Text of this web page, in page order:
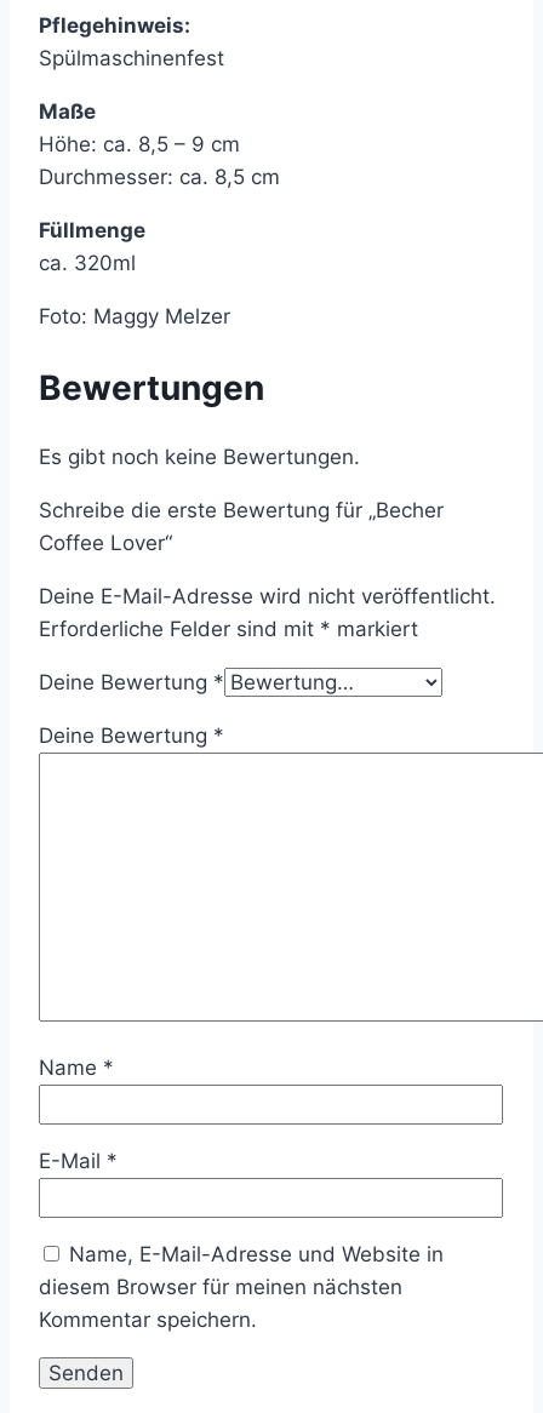
Pflegehinweis:
Spülmaschinenfest
Maße
Höhe: ca. 8,5 – 9 cm
Durchmesser: ca. 8,5 cm
Füllmenge
ca. 320ml
Foto: Maggy Melzer
Bewertungen
Es gibt noch keine Bewertungen.
Schreibe die erste Bewertung für „Becher
Coffee Lover“
Deine E-Mail-Adresse wird nicht veröffentlicht.
Erforderliche Felder sind mit * markiert
Deine Bewertung *
Deine Bewertung *
Name *
E-Mail *
Name, E-Mail-Adresse und Website in
diesem Browser für meinen nächsten
Kommentar speichern.